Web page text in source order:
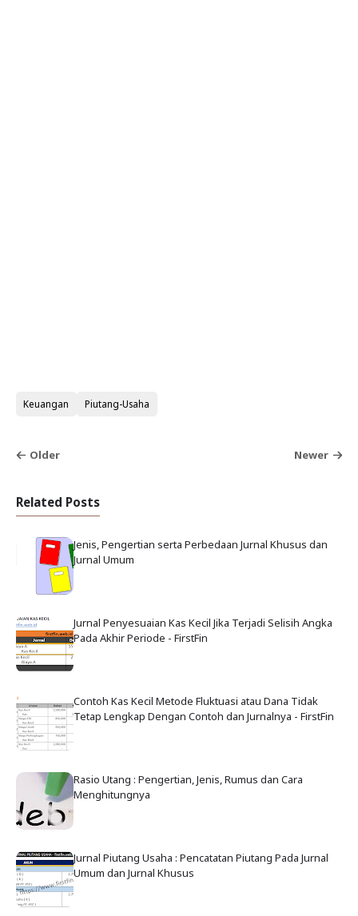
Keuangan Piutang-Usaha
Older Newer
Related Posts
Jenis, Pengertian serta Perbedaan Jurnal Khusus dan
Jurnal Umum
Jurnal Penyesuaian Kas Kecil Jika Terjadi Selisih Angka
Pada Akhir Periode - FirstFin
Contoh Kas Kecil Metode Fluktuasi atau Dana Tidak
Tetap Lengkap Dengan Contoh dan Jurnalnya - FirstFin
Rasio Utang : Pengertian, Jenis, Rumus dan Cara
Menghitungnya
Jurnal Piutang Usaha : Pencatatan Piutang Pada Jurnal
Umum dan Jurnal Khusus